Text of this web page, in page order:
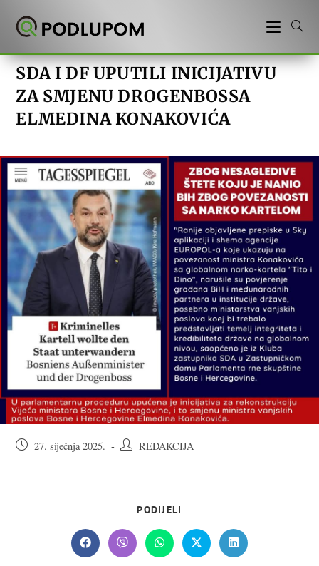
SDA I DF UPUTILI INICIJATIVU
ZA SMJENU DROGENBOSSA
ELMEDINA KONAKOVIĆA
Objava27. siječnja 2025.
AutorREDAKCIJA
PODIJELI
CONTENT
Opens
in
Opens
in
Opens
in
Opens
in
Opens
in